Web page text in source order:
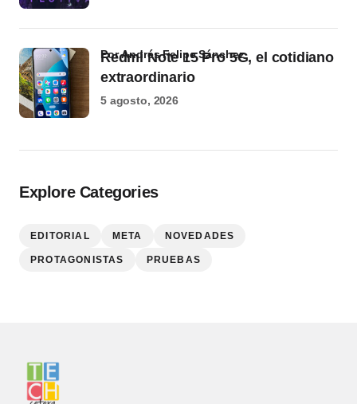
Redmi Note 15 Pro 5G, el cotidiano
extraordinario
por Andrés Felipe Sánchez
5 agosto, 2026
Explore Categories
EDITORIAL META NOVEDADES
PROTAGONISTAS PRUEBAS